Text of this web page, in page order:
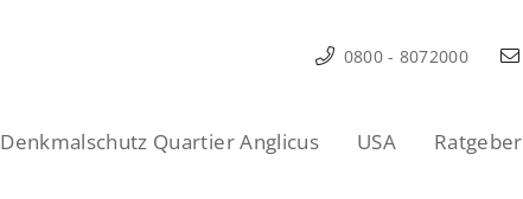
0800 - 8072000
Denkmalschutz Quartier Anglicus USA Ratgeber